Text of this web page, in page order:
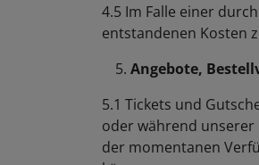
4.5 Im Falle einer
entstandenen Kosten
Angebote,
5.1 Tickets und
oder während
der momentanen